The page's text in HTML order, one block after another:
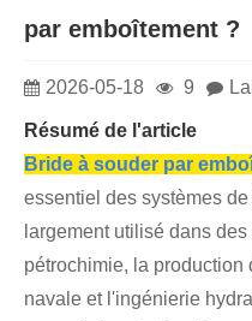
par emboîtement ?
2026-05-18 9
Résumé de l'article
Bride à souder par
essentiel des systèmes
largement utilisé dans
pétrochimie, la production
navale et l'ingénierie